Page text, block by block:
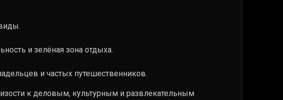
и зелёная зона отдыха.
и частых путешественников.
к деловым, культурным и развлекательным